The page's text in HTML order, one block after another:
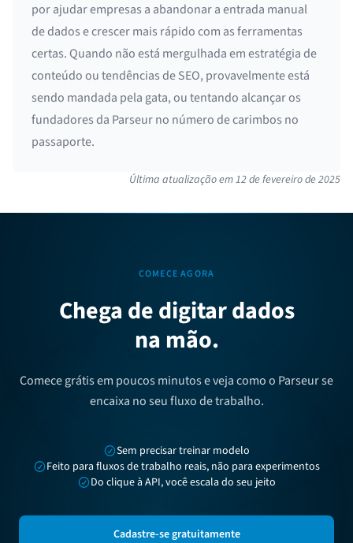
por ajudar empresas a abandonar a entrada manual
de dados e crescer mais rápido com as ferramentas
certas. Quando não está mergulhada em estratégia de
conteúdo ou tendências de SEO, provavelmente está
sendo mandada pela gata, ou tentando alcançar os
fundadores da Parseur no número de carimbos no
passaporte.
Última atualização em12 de fevereiro de 2025
COMECE AGORA
Chega de digitar dados
na mão.
Comece grátis em poucos minutos e veja como o Parseur se
encaixa no seu fluxo de trabalho.
Sem precisar treinar modelo
Feito para fluxos de trabalho reais, não para experimentos
Do clique à API, você escala do seu jeito
Cadastre-se gratuitamente